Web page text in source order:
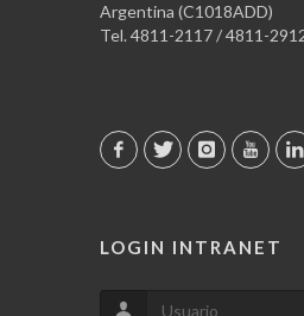
Argentina (C1018ADD)
Tel. 4811-2117 / 4811-
LOGIN INTRANET